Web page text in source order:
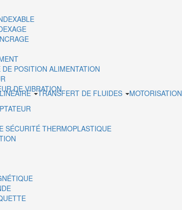
TRANSFERT DE FLUIDES MOTORISATION
POSITION ALIMENTATION
DE VIBRATION
SÉCURITÉ THERMOPLASTIQUE